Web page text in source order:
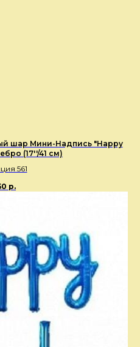
шар Мини-Надпись "Happy
(17''/41 см)
561
р.